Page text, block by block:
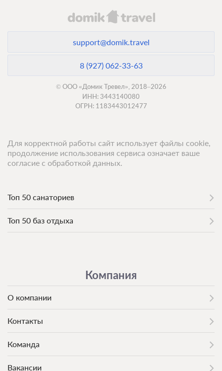
support@domik.travel
8 (927) 062-33-63
© ООО «Домик Тревел», 2018–2026
ИНН: 3443140080
ОГРН: 1183443012477
Топ 50 санаториев
Топ 50 баз отдыха
Компания
О компании
Контакты
Команда
Вакансии
Для корректной работы сайт использует файлы cookie,
продолжение использования сервиса означает ваше
согласие с обработкой данных.